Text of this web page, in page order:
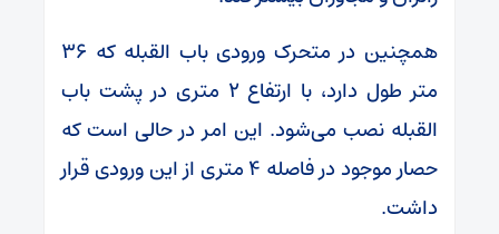
همچنین در متحرک ورودی باب القبله که ۳۶
متر طول دارد، با ارتفاع ۲ متری در پشت باب
القبله نصب می‌شود. این امر در حالی است که
حصار موجود در فاصله ۴ متری از این ورودی قرار
داشت.